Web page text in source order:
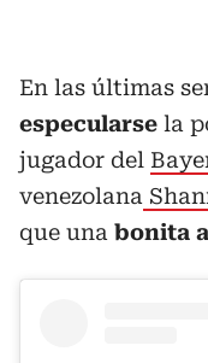
En las últimas
especularse la
jugador del
venezolana
que una bonita